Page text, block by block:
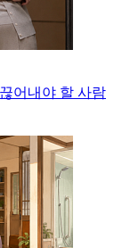
어내야 할 사람